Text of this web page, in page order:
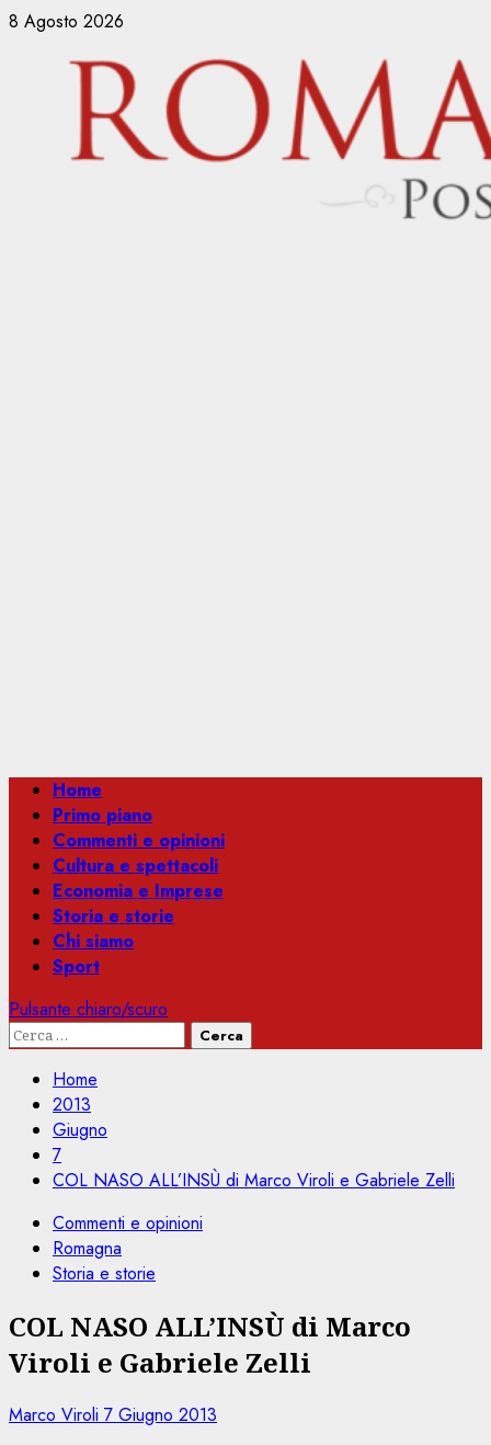
Vai
contenuto
8 Agosto 2026
Menu
principale
Home
Primo piano
Commenti e opinioni
Cultura e spettacoli
Economia e Imprese
Storia e storie
Chi siamo
Sport
Pulsante chiaro/scuro
Ricerca
Home
2013
Giugno
7
COL NASO ALL’INSÙ di Marco Viroli e Gabriele Zelli
Commenti e opinioni
Romagna
Storia e storie
COL NASO ALL’INSÙ di Marco
Viroli e Gabriele Zelli
Marco Viroli 7 Giugno 2013